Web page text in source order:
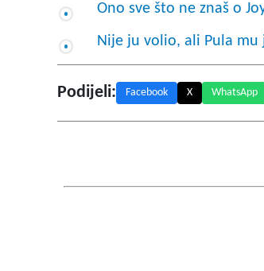
Ono sve što ne znaš o
Nije ju volio, ali Pula mu
Podijeli: Facebook X WhatsApp